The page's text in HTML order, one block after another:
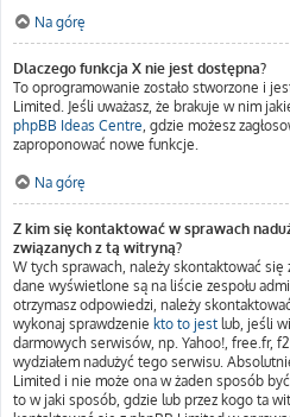
Na górę
Dlaczego funkcja X nie jest dostępna?
To oprogramowanie zostało stworzone i
Limited. Jeśli uważasz, że brakuje w nim
phpBB Ideas Centre, gdzie możesz
zaproponować nowe funkcje.
Na górę
Z kim się kontaktować w sprawach
związanych z tą witryną?
W tych sprawach, należy skontaktować
dane wyświetlone są na liście zespołu
otrzymasz odpowiedzi, należy
wykonaj sprawdzenie kto to jest lub, jeśli
darmowych serwisów, np. Yahoo!, free.fr,
wydziałem nadużyć tego serwisu.
Limited i nie może ona w żaden sposób
to w jaki sposób, gdzie lub przez kogo ta